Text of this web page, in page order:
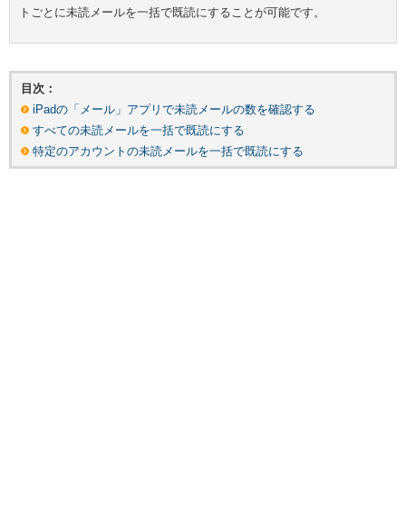
トごとに未読メールを一括で既読にすることが可能です。
目次：
iPadの「メール」アプリで未読メールの数を確認する
すべての未読メールを一括で既読にする
特定のアカウントの未読メールを一括で既読にする